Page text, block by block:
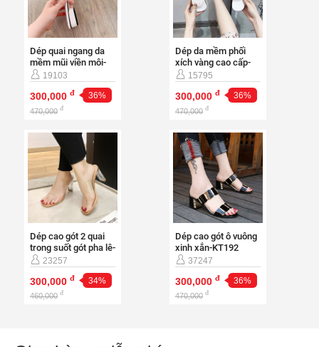
Dép quai ngang da
mềm mũi viền môi-
D394
300,000 đ 36%
470,000 đ
19103
Dép da mềm phối
xích vàng cao cấp-
D395
300,000 đ 36%
470,000 đ
15795
Dép cao gót 2 quai
trong suốt gót pha lê-
D393
300,000 đ 34%
460,000 đ
23257
Dép cao gót ô vuông
xinh xắn-KT192
300,000 đ 36%
470,000 đ
37247